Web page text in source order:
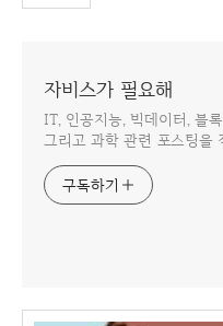
자비스가 필요해
IT, 인공지능, 빅데이터, 블
그리고 과학 관련 포스팅을
구독하기